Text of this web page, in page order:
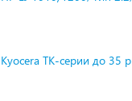
TK-серии до 35